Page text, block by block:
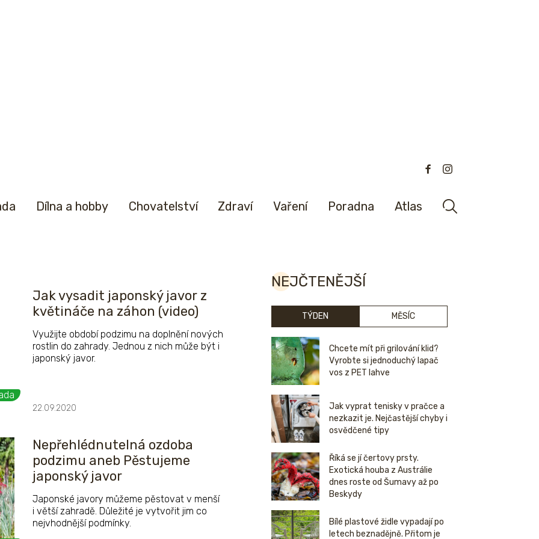
Dílna a hobby Chovatelství Zdraví Vaření Poradna Atlas
Jak vysadit japonský javor z
květináče na záhon (video)
Využijte období podzimu na doplnění nových
rostlin do zahrady. Jednou z nich může být i
japonský javor.
22.09.2020
Nepřehlédnutelná ozdoba
podzimu aneb Pěstujeme
japonský javor
Japonské javory můžeme pěstovat v menší
i větší zahradě. Důležité je vytvořit jim co
nejvhodnější podmínky.
NEJČTENĚJŠÍ
TÝDEN MĚSÍC
Chcete mít při grilování klid?
Vyrobte si jednoduchý lapač
vos z PET lahve
Jak vyprat tenisky v pračce a
nezkazit je. Nejčastější chyby i
osvědčené tipy
Říká se jí čertovy prsty.
Exotická houba z Austrálie
dnes roste od Šumavy až po
Beskydy
Bílé plastové židle vypadají po
letech beznadějně. Přitom je